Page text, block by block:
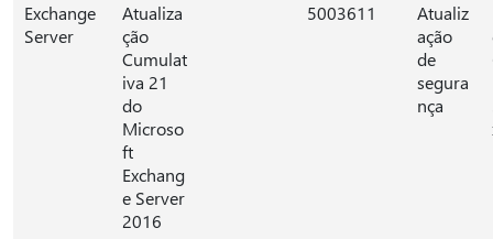
Exchange
Server
Atualiza
ção
Cumulat
iva 21
do
Microso
ft
Exchang
e Server
2016
5003611
Atualiz
ação
de
segura
nça